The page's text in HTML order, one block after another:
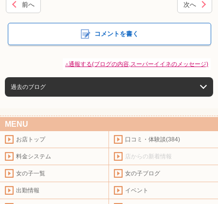
前へ 次へ
コメントを書く
⚠通報する(ブログの内容,スーパーイイネのメッセージ)
過去のブログ
MENU
お店トップ 口コミ・体験談(384)
料金システム 店からの新着情報
女の子一覧 女の子ブログ
出勤情報 イベント